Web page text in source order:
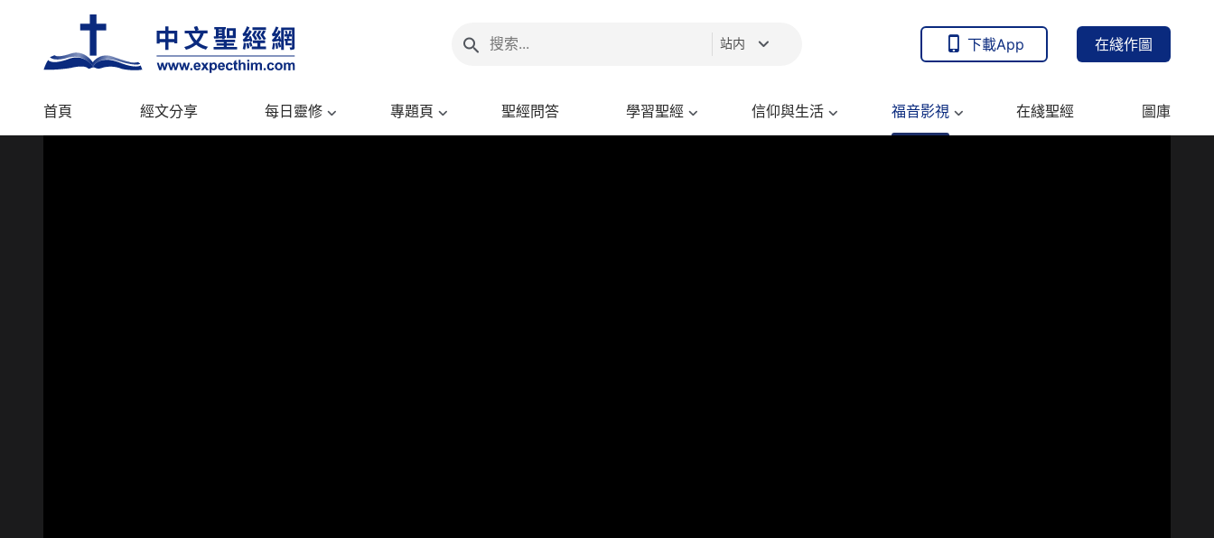
站内 下載App 在綫作圖
首頁 經文分享 每日靈修 專題頁 聖經問答 學習聖經 信仰與生活 福音影視 在綫聖經 圖庫